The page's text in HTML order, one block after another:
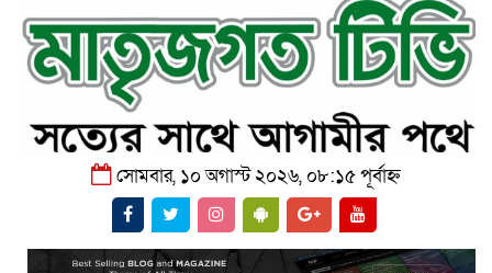
সোমবার, ১০ অগাস্ট ২০২৬, ০৮:১৫ পূর্বাহ্ন